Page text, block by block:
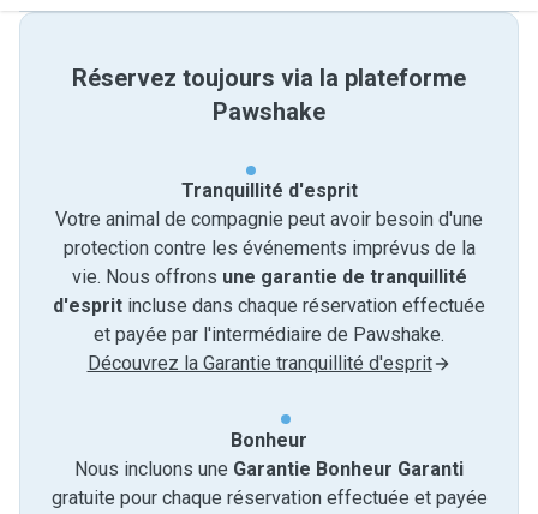
Réservez toujours via la plateforme
Pawshake
Tranquillité d'esprit
Votre animal de compagnie peut avoir besoin d'une
protection contre les événements imprévus de la
vie. Nous offrons une garantie de tranquillité
d'esprit incluse dans chaque réservation effectuée
et payée par l'intermédiaire de Pawshake.
Découvrez la Garantie tranquillité d'esprit
Bonheur
Nous incluons une Garantie Bonheur Garanti
gratuite pour chaque réservation effectuée et payée